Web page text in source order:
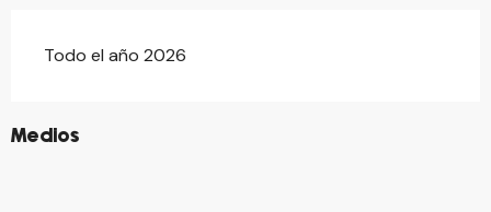
Todo el año 2026
Medios
©
©